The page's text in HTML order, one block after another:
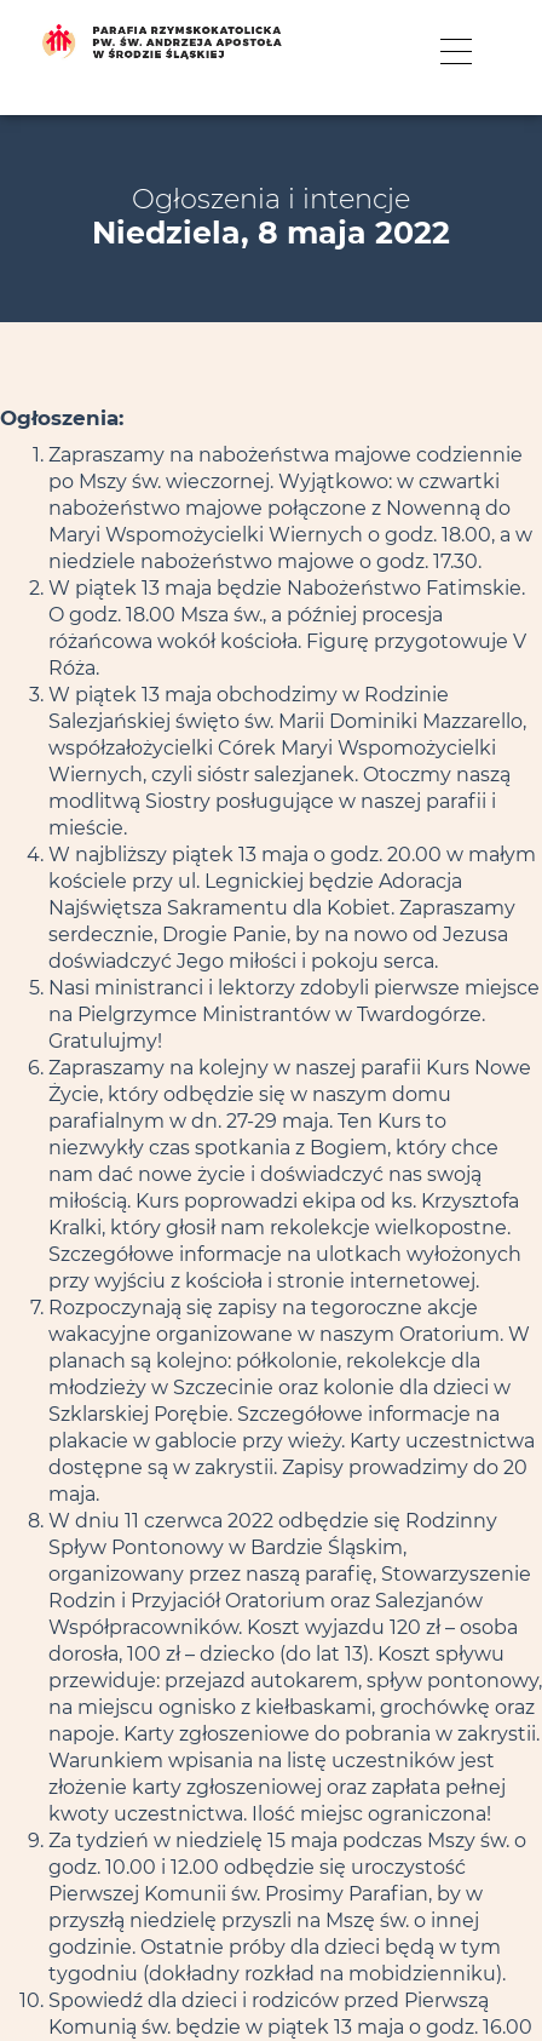
MENU
Ogłoszenia i intencje
Niedziela, 8 maja 2022
Ogłoszenia:
Zapraszamy na nabożeństwa majowe codziennie
po Mszy św. wieczornej. Wyjątkowo: w czwartki
nabożeństwo majowe połączone z Nowenną do
Maryi Wspomożycielki Wiernych o godz. 18.00, a w
niedziele nabożeństwo majowe o godz. 17.30.
W piątek 13 maja będzie Nabożeństwo Fatimskie.
O godz. 18.00 Msza św., a później procesja
różańcowa wokół kościoła. Figurę przygotowuje V
Róża.
W piątek 13 maja obchodzimy w Rodzinie
Salezjańskiej święto św. Marii Dominiki Mazzarello,
współzałożycielki Córek Maryi Wspomożycielki
Wiernych, czyli sióstr salezjanek. Otoczmy naszą
modlitwą Siostry posługujące w naszej parafii i
mieście.
W najbliższy piątek 13 maja o godz. 20.00 w małym
kościele przy ul. Legnickiej będzie Adoracja
Najświętsza Sakramentu dla Kobiet. Zapraszamy
serdecznie, Drogie Panie, by na nowo od Jezusa
doświadczyć Jego miłości i pokoju serca.
Nasi ministranci i lektorzy zdobyli pierwsze miejsce
na Pielgrzymce Ministrantów w Twardogórze.
Gratulujmy!
Zapraszamy na kolejny w naszej parafii Kurs Nowe
Życie, który odbędzie się w naszym domu
parafialnym w dn. 27-29 maja. Ten Kurs to
niezwykły czas spotkania z Bogiem, który chce
nam dać nowe życie i doświadczyć nas swoją
miłością. Kurs poprowadzi ekipa od ks. Krzysztofa
Kralki, który głosił nam rekolekcje wielkopostne.
Szczegółowe informacje na ulotkach wyłożonych
przy wyjściu z kościoła i stronie internetowej.
Rozpoczynają się zapisy na tegoroczne akcje
wakacyjne organizowane w naszym Oratorium. W
planach są kolejno: półkolonie, rekolekcje dla
młodzieży w Szczecinie oraz kolonie dla dzieci w
Szklarskiej Porębie. Szczegółowe informacje na
plakacie w gablocie przy wieży. Karty uczestnictwa
dostępne są w zakrystii. Zapisy prowadzimy do 20
maja.
W dniu 11 czerwca 2022 odbędzie się Rodzinny
Spływ Pontonowy w Bardzie Śląskim,
organizowany przez naszą parafię, Stowarzyszenie
Rodzin i Przyjaciół Oratorium oraz Salezjanów
Współpracowników. Koszt wyjazdu 120 zł – osoba
dorosła, 100 zł – dziecko (do lat 13). Koszt spływu
przewiduje: przejazd autokarem, spływ pontonowy,
na miejscu ognisko z kiełbaskami, grochówkę oraz
napoje. Karty zgłoszeniowe do pobrania w zakrystii.
Warunkiem wpisania na listę uczestników jest
złożenie karty zgłoszeniowej oraz zapłata pełnej
kwoty uczestnictwa. Ilość miejsc ograniczona!
Za tydzień w niedzielę 15 maja podczas Mszy św. o
godz. 10.00 i 12.00 odbędzie się uroczystość
Pierwszej Komunii św. Prosimy Parafian, by w
przyszłą niedzielę przyszli na Mszę św. o innej
godzinie. Ostatnie próby dla dzieci będą w tym
tygodniu (dokładny rozkład na mobidzienniku).
Spowiedź dla dzieci i rodziców przed Pierwszą
Komunią św. będzie w piątek 13 maja o godz. 16.00